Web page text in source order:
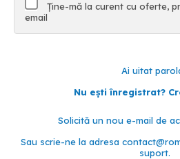
Ține-mă la curent cu oferte,
email
Ai uitat
Nu ești înregistrat?
Solicită un nou e-mail de
Sau scrie-ne la adresa
suport.